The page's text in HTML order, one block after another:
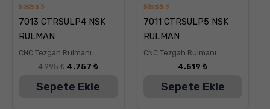
5
üzerinden
5.00
oy aldı
7013 CTRSULP4 NSK
RULMAN
CNC Tezgah Rulmanı
4.995₺ 4.757₺
Sepete Ekle
5
üzerinden
5.00
oy aldı
7011 CTRSULP5 NSK
RULMAN
CNC Tezgah Rulmanı
4.519₺
Sepete Ekle